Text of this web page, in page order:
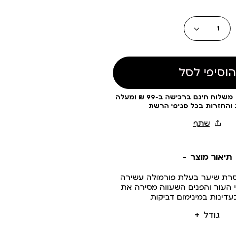
כמות
הוסיפי לסל
עלות משלוח 19 ₪ | משלוח חינם ברכישה ב-99 ₪ ומעלה
והחזרות בכל סניפי הרשת
תיאור מוצר
גודל
שיער בעלת פורמולה עשירה
העור והפנים השעווה מסירה את
במינימום דביקות